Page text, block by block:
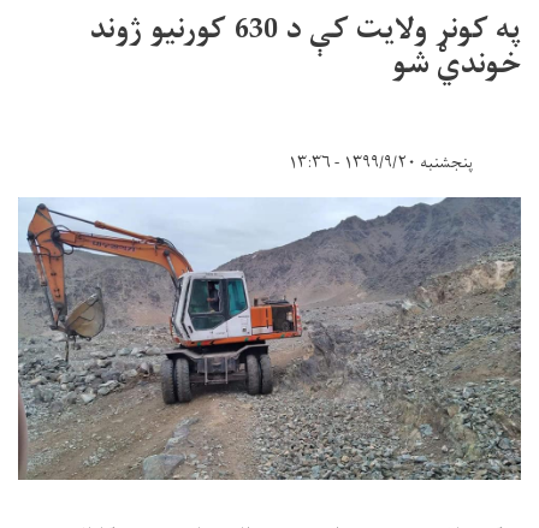
په کونړ ولایت کې د 630 کورنیو ژوند
خوندي شو
پنجشنبه ۱۳۹۹/۹/۲۰ - ۱۳:۳۶